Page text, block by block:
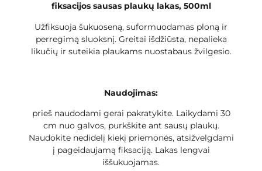
fiksacijos sausas plaukų lakas, 500ml
Užfiksuoja šukuoseną, suformuodamas ploną ir
perregimą sluoksnį. Greitai išdžiūsta, nepalieka
likučių ir suteikia plaukams nuostabaus žvilgesio.
Naudojimas:
prieš naudodami gerai pakratykite. Laikydami 30
cm nuo galvos, purkškite ant sausų plaukų.
Naudokite nedidelį kiekį priemonės, atsižvelgdami
į pageidaujamą fiksaciją. Lakas lengvai
iššukuojamas.